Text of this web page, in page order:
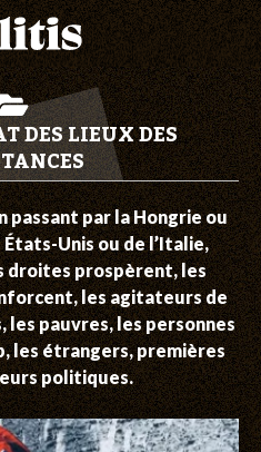
DES LIEUX DES
passant par la Hongrie ou
Unis ou de ­l’Italie,
prospèrent, les
les agitateurs de
les pauvres, les personnes
les étrangers, premières
politiques.